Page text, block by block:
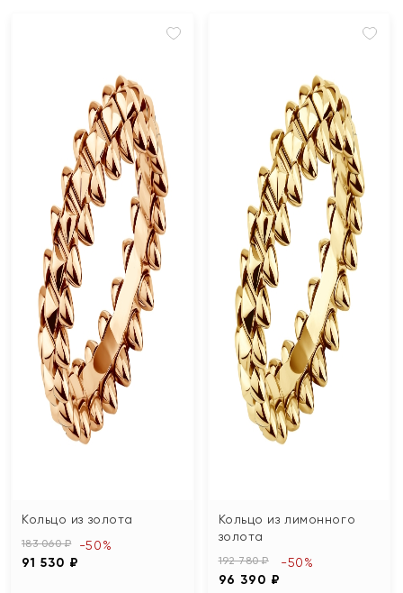
Кольцо из золота
183 060 ₽
91 530 ₽
-50%
Кольцо из лимонного
золота
192 780 ₽
96 390 ₽
-50%